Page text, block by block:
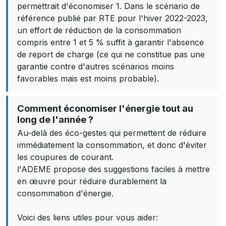
permettrait d'économiser 1. Dans le scénario de
référence publié par RTE pour l'hiver 2022-2023,
un effort de réduction de la consommation
compris entre 1 et 5 % suffit à garantir l'absence
de report de charge (ce qui ne constitue pas une
garantie contre d'autres scénarios moins
favorables mais est moins probable).
Comment économiser l'énergie tout au
long de l'année ?
Au-delà des éco-gestes qui permettent de réduire
immédiatement la consommation, et donc d'éviter
les coupures de courant.
l'ADEME propose des suggestions faciles à mettre
en œuvre pour réduire durablement la
consommation d'énergie.
Voici des liens utiles pour vous aider: